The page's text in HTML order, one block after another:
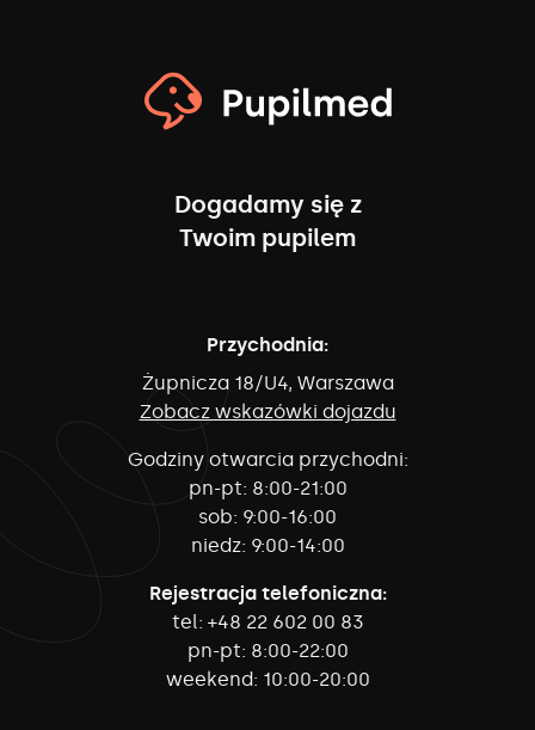
Dogadamy się z
Twoim pupilem
Przychodnia:
Żupnicza 18/U4, Warszawa
Zobacz wskazówki dojazdu
Godziny otwarcia przychodni:
pn-pt: 8:00-21:00
sob: 9:00-16:00
niedz: 9:00-14:00
Rejestracja telefoniczna:
tel: +48 22 602 00 83
pn-pt: 8:00-22:00
weekend: 10:00-20:00